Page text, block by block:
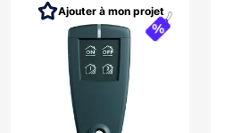
Ajouter à mon projet